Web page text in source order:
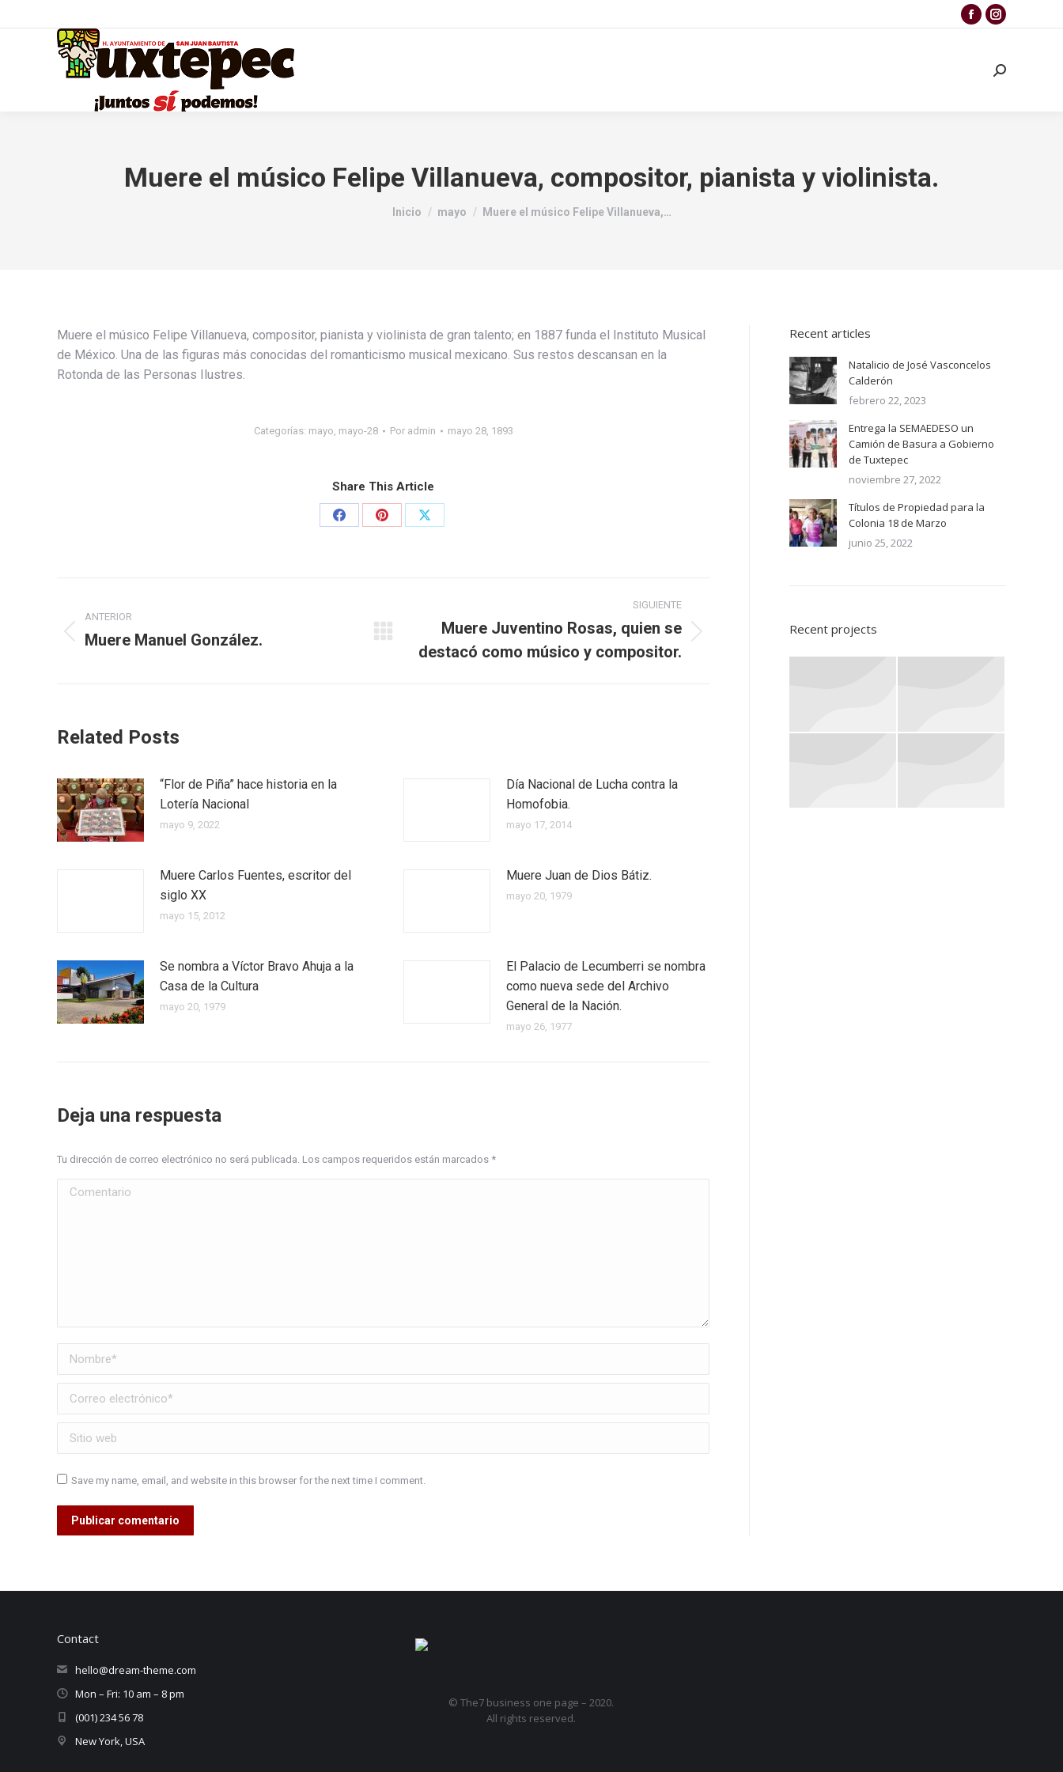
Muere el músico Felipe Villanueva, compositor, pianista y violinista.
Estás aquí:
Inicio mayo Muere el músico Felipe Villanueva,…
Muere el músico Felipe Villanueva, compositor, pianista y violinista de gran talento; en 1887 funda el Instituto Musical
de México. Una de las figuras más conocidas del romanticismo musical mexicano. Sus restos descansan en la
Rotonda de las Personas Ilustres.
Categorías: mayo, mayo-28 Por admin mayo 28, 1893
Share This Article
ANTERIOR
Muere Manuel González.
SIGUIENTE
Muere Juventino Rosas, quien se
destacó como músico y compositor.
Related Posts
“Flor de Piña” hace historia en la
Lotería Nacional
mayo 9, 2022
Día Nacional de Lucha contra la
Homofobia.
mayo 17, 2014
Muere Carlos Fuentes, escritor del
siglo XX
mayo 15, 2012
Muere Juan de Dios Bátiz.
mayo 20, 1979
Se nombra a Víctor Bravo Ahuja a la
Casa de la Cultura
mayo 20, 1979
El Palacio de Lecumberri se nombra
como nueva sede del Archivo
General de la Nación.
mayo 26, 1977
Deja una respuesta
Tu dirección de correo electrónico no será publicada. Los campos requeridos están marcados *
Comentario
Nombre *
Correo electrónico *
Sitio web
Save my name, email, and website in this browser for the next time I comment.
Publicar comentario
Recent articles
Natalicio de José Vasconcelos
Calderón
febrero 22, 2023
Entrega la SEMAEDESO un
Camión de Basura a Gobierno
de Tuxtepec
noviembre 27, 2022
Títulos de Propiedad para la
Colonia 18 de Marzo
junio 25, 2022
Recent projects
Contact
hello@dream-theme.com
Mon – Fri: 10 am – 8 pm
(001) 234 56 78
New York, USA
© The7 business one page – 2020.
All rights reserved.